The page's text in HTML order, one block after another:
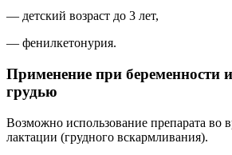
— детский возраст до 3 лет,
— фенилкетонурия.
Применение при беременности
грудью
Возможно использование препарата во
лактации (грудного вскармливания).